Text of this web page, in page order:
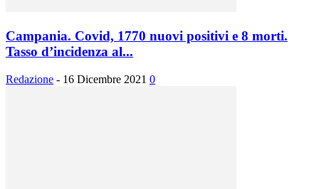
Campania. Covid, 1770 nuovi positivi e 8 morti.
Tasso d’incidenza al...
Redazione - 16 Dicembre 2021 0